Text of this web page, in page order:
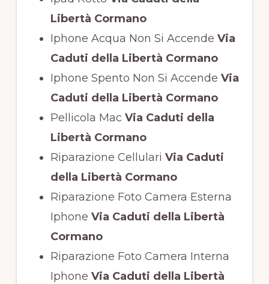
Libertà Cormano
Iphone Acqua Non Si Accende Via
Caduti della Libertà Cormano
Iphone Spento Non Si Accende Via
Caduti della Libertà Cormano
Pellicola Mac Via Caduti della
Libertà Cormano
Riparazione Cellulari Via Caduti
della Libertà Cormano
Riparazione Foto Camera Esterna
Iphone Via Caduti della Libertà
Cormano
Riparazione Foto Camera Interna
Iphone Via Caduti della Libertà